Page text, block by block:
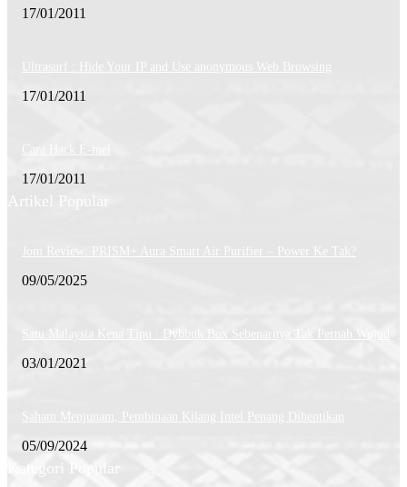
17/01/2011
Ultrasurf : Hide Your IP and Use anonymous Web Browsing
17/01/2011
Cara Hack E-mel
17/01/2011
Artikel Popular
Jom Review: PRISM+ Aura Smart Air Purifier – Power Ke Tak?
09/05/2025
Satu Malaysia Kena Tipu : Dybbuk Box Sebenarnya Tak Pernah Wujud
03/01/2021
Saham Menjunam, Pembinaan Kilang Intel Penang Dihentikan
05/09/2024
Kategori Popular